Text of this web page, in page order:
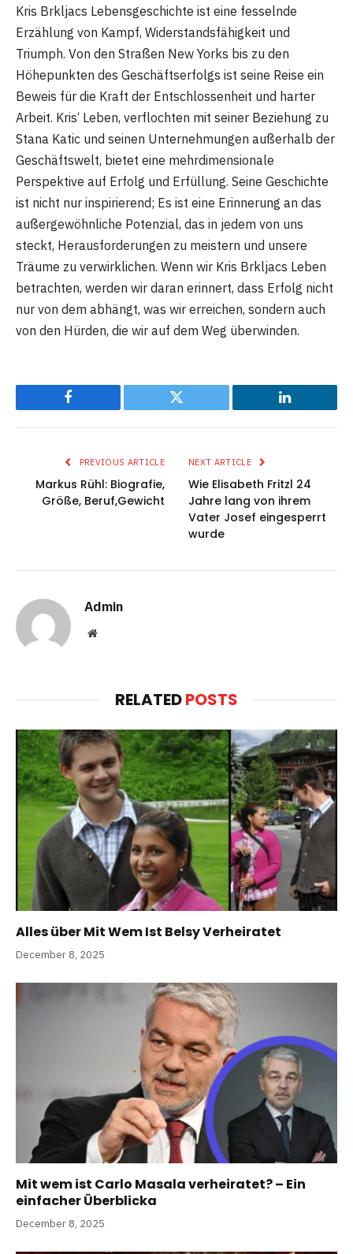
Kris Brkljacs Lebensgeschichte ist eine fesselnde
Erzählung von Kampf, Widerstandsfähigkeit und
Triumph. Von den Straßen New Yorks bis zu den
Höhepunkten des Geschäftserfolgs ist seine Reise ein
Beweis für die Kraft der Entschlossenheit und harter
Arbeit. Kris‘ Leben, verflochten mit seiner Beziehung zu
Stana Katic und seinen Unternehmungen außerhalb der
Geschäftswelt, bietet eine mehrdimensionale
Perspektive auf Erfolg und Erfüllung. Seine Geschichte
ist nicht nur inspirierend; Es ist eine Erinnerung an das
außergewöhnliche Potenzial, das in jedem von uns
steckt, Herausforderungen zu meistern und unsere
Träume zu verwirklichen. Wenn wir Kris Brkljacs Leben
betrachten, werden wir daran erinnert, dass Erfolg nicht
nur von dem abhängt, was wir erreichen, sondern auch
von den Hürden, die wir auf dem Weg überwinden.
Facebook Twitter LinkedIn
PREVIOUS ARTICLE
Markus Rühl: Biografie,
Größe, Beruf,Gewicht
NEXT ARTICLE
Wie Elisabeth Fritzl 24
Jahre lang von ihrem
Vater Josef eingesperrt
wurde
Admin
Website
RELATEDPOSTS
Alles über Mit Wem Ist Belsy Verheiratet
December 8, 2025
Mit wem ist Carlo Masala verheiratet? – Ein
einfacher Überblicka
December 8, 2025